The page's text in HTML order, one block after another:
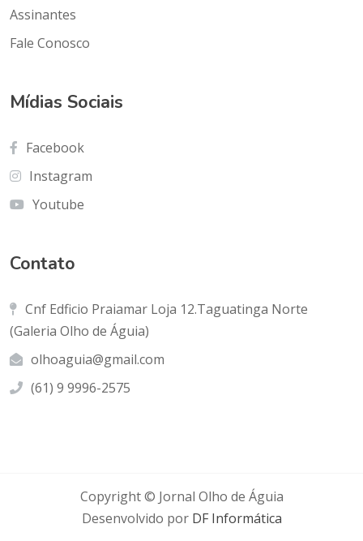
Assinantes
Fale Conosco
Mídias Sociais
Facebook
Instagram
Youtube
Contato
Cnf Edficio Praiamar Loja 12.Taguatinga Norte
(Galeria Olho de Águia)
olhoaguia@gmail.com
(61) 9 9996-2575
Copyright © Jornal Olho de Águia
Desenvolvido porDF Informática